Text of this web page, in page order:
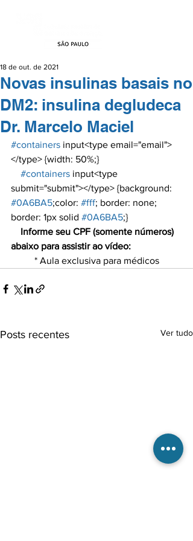
Novas insulinas basais no
DM2: insulina degludeca
Dr. Marcelo Maciel
18 de out. de 2021
#containers input<type email="email">
</type> {width: 50%;}
#containers input<type
submit="submit"></type> {background:
#0A6BA5;color: #fff; border: none;
border: 1px solid #0A6BA5;}
Informe seu CPF (somente números)
abaixo para assistir ao vídeo:
* Aula exclusiva para médicos
Posts recentes Ver tudo